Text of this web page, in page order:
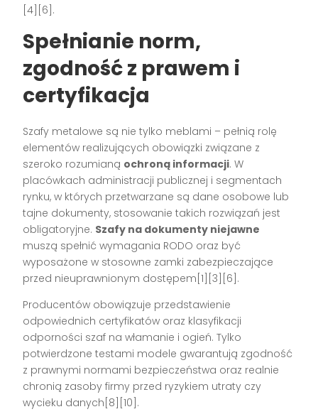
[4][6].
Spełnianie norm,
zgodność z prawem i
certyfikacja
Szafy metalowe są nie tylko meblami – pełnią rolę
elementów realizujących obowiązki związane z
szeroko rozumianą ochroną informacji. W
placówkach administracji publicznej i segmentach
rynku, w których przetwarzane są dane osobowe lub
tajne dokumenty, stosowanie takich rozwiązań jest
obligatoryjne. Szafy na dokumenty niejawne
muszą spełnić wymagania RODO oraz być
wyposażone w stosowne zamki zabezpieczające
przed nieuprawnionym dostępem[1][3][6].
Producentów obowiązuje przedstawienie
odpowiednich certyfikatów oraz klasyfikacji
odporności szaf na włamanie i ogień. Tylko
potwierdzone testami modele gwarantują zgodność
z prawnymi normami bezpieczeństwa oraz realnie
chronią zasoby firmy przed ryzykiem utraty czy
wycieku danych[8][10].